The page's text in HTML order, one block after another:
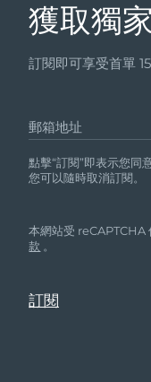
獲取獨
訂閱即可享受首單
郵箱地址
點擊“訂閱”即表示您同
您可以隨時取消訂閱。
本網站受
款 。